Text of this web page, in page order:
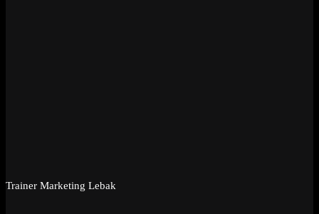
Trainer Marketing Lebak